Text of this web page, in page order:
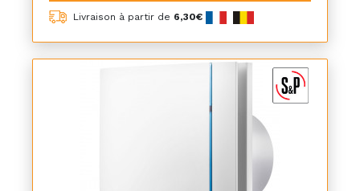
Livraison à partir de 6,30€